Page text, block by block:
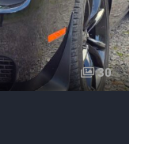
30